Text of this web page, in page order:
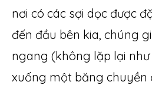
nơi có các sợi dọc được
đến đầu bên kia, chúng
ngang (không lặp lại
xuống một băng chuyền